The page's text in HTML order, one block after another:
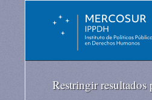
Restringir resultados